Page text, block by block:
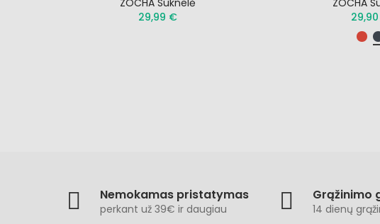
ZOCHA Suknelė
29,99 €
ZOCHA
Nemokamas pristatymas
perkant už 39€ ir daugiau
Grąžinimo
14 dienų